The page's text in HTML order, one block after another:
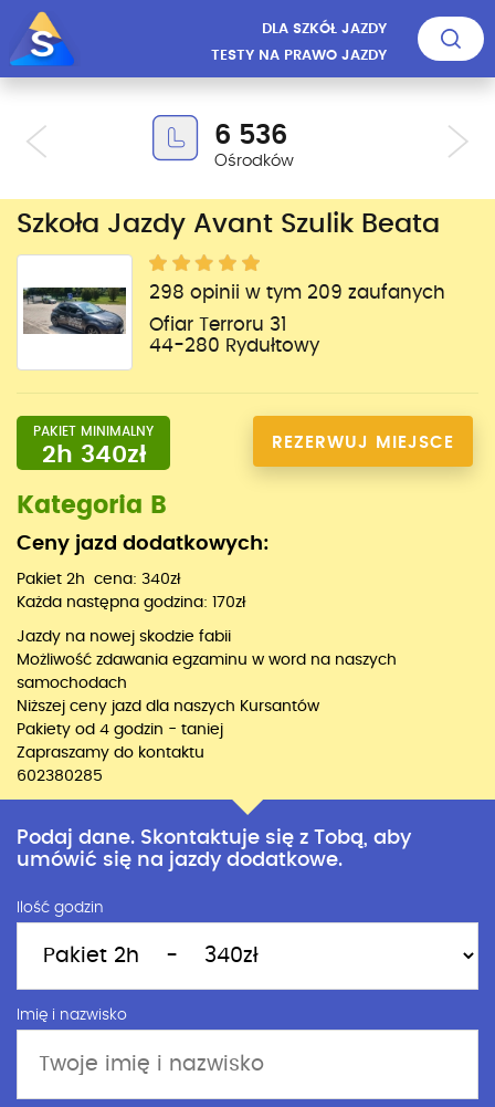
DLA SZKÓŁ JAZDY
TESTY NA PRAWO JAZDY
6 536
Ośrodków
Szkoła Jazdy Avant Szulik Beata
298 opinii w tym 209 zaufanych
Ofiar Terroru 31
44-280 Rydułtowy
PAKIET MINIMALNY
2h 340zł REZERWUJ MIEJSCE
Kategoria B
Ceny jazd dodatkowych:
Pakiet 2h cena: 340zł
Każda następna godzina: 170zł
Jazdy na nowej skodzie fabii
Możliwość zdawania egzaminu w word na naszych
samochodach
Niższej ceny jazd dla naszych Kursantów
Pakiety od 4 godzin - taniej
Zapraszamy do kontaktu
602380285
Podaj dane. Skontaktuje się z Tobą, aby
umówić się na jazdy dodatkowe.
Ilość godzin
Imię i nazwisko